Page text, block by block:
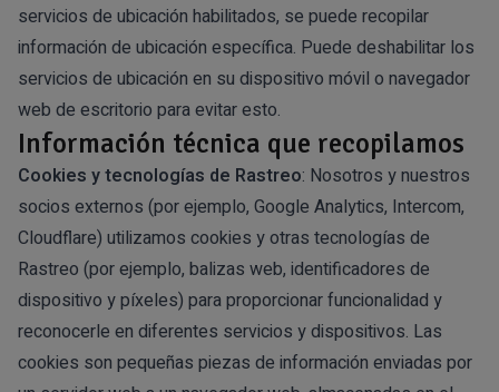
servicios de ubicación habilitados, se puede recopilar
información de ubicación específica. Puede deshabilitar los
servicios de ubicación en su dispositivo móvil o navegador
web de escritorio para evitar esto.
Información técnica que recopilamos
Cookies y tecnologías de Rastreo: Nosotros y nuestros
socios externos (por ejemplo, Google Analytics, Intercom,
Cloudflare) utilizamos cookies y otras tecnologías de
Rastreo (por ejemplo, balizas web, identificadores de
dispositivo y píxeles) para proporcionar funcionalidad y
reconocerle en diferentes servicios y dispositivos. Las
cookies son pequeñas piezas de información enviadas por